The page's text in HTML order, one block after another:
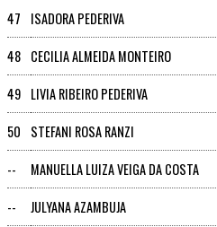
47
ISADORA PEDERIVA
48 CECILIA ALMEIDA MONTEIRO
49 LIVIA RIBEIRO PEDERIVA
50
STEFANI ROSA RANZI
--
MANUELLA LUIZA VEIGA DA COSTA
--
JULYANA AZAMBUJA